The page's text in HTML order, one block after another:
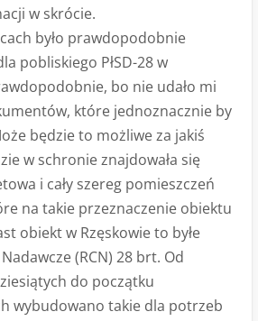
w skrócie.
było prawdopodobnie
pobliskiego PłSD-28 w
bo nie udało mi
które jednoznacznie by
będzie to możliwe za jakiś
w schronie znajdowała się
i cały szereg pomieszczeń
na takie przeznaczenie obiektu
obiekt w Rzęskowie to byłe
(RCN) 28 brt. Od
do początku
wybudowano takie dla potrzeb